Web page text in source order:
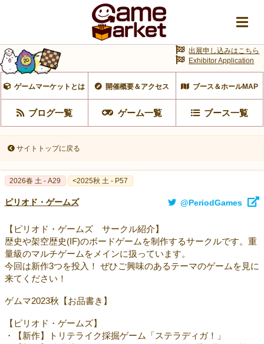
ゲームマーケットとは 開催概要＆アクセス ブース＆ホールMAP
ブログ一覧 ゲーム一覧 ブース一覧
出展申し込みはこちら
Exhibitor Application
サイトトップに戻る
2026春 土 - A29 <2025秋 土 - P57
ピリオド・ゲームズ @PeriodGames
【ピリオド・ゲームズ サークル紹介】
歴史や架空歴史(IF)のボードゲームを制作するサークルです。重
量級のマルチゲームをメインに扱っています。
今回は新作3つを投入！ ぜひご興味のあるテーマのゲームを見に
来てください！
ゲムマ2023秋【お品書き】
【ピリオド・ゲームズ】
・【新作】トリテライク採掘ゲーム「ステラディガ！」